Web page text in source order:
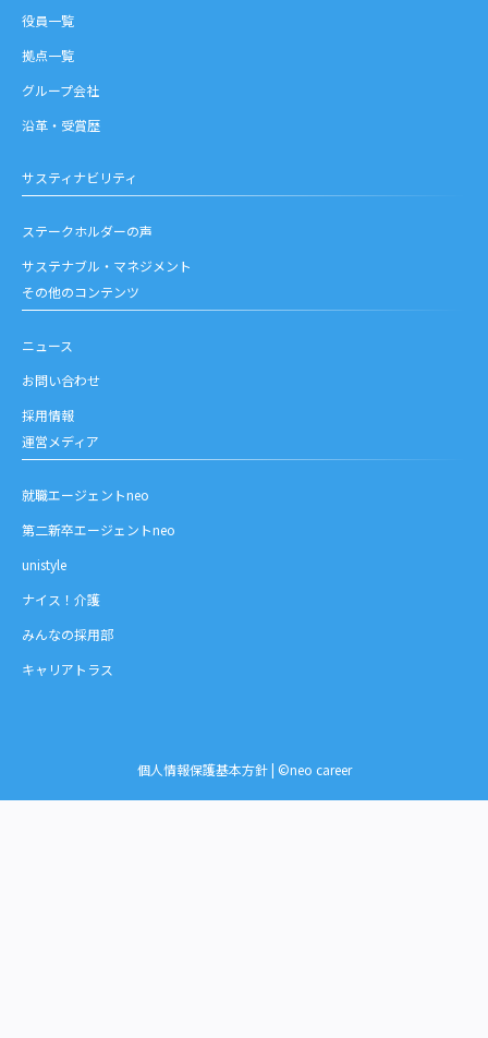
役員一覧
拠点一覧
グループ会社
沿革・受賞歴
サスティナビリティ
ステークホルダーの声
サステナブル・マネジメント
その他のコンテンツ
ニュース
お問い合わせ
採用情報
運営メディア
就職エージェントneo
第二新卒エージェントneo
unistyle
ナイス！介護
みんなの採用部
キャリアトラス
個人情報保護基本方針| ©neo career